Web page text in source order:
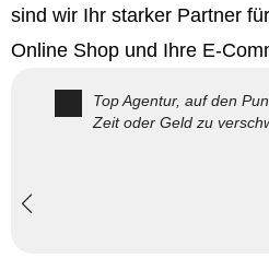
sind wir Ihr starker Partner
Online Shop und Ihre E-
Top Agentur, auf den
Zeit oder Geld zu